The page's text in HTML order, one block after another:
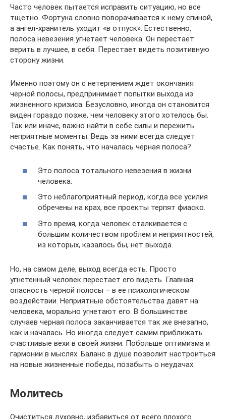
Часто человек пытается исправить ситуацию, но все
тщетно. Фортуна словно поворачивается к нему спиной,
а ангел-хранитель уходит «в отпуск». Естественно,
полоса невезения угнетает человека. Он перестает
верить в лучшее, в себя. Перестает видеть позитивную
сторону жизни.
Именно поэтому он с нетерпением ждет окончания
черной полосы, предпринимает попытки выхода из
жизненного кризиса. Безусловно, иногда он становится
виден гораздо позже, чем человеку этого хотелось бы.
Так или иначе, важно найти в себе силы и пережить
неприятные моменты. Ведь за ними всегда следует
счастье. Как понять, что началась черная полоса?
Это полоса тотального невезения в жизни
человека.
Это неблагоприятный период, когда все усилия
обречены на крах, все проекты терпят фиаско.
Это время, когда человек сталкивается с
большим количеством проблем и неприятностей,
из которых, казалось бы, нет выхода.
Но, на самом деле, выход всегда есть. Просто
угнетенный человек перестает его видеть. Главная
опасность черной полосы – в ее психологическом
воздействии. Неприятные обстоятельства давят на
человека, морально угнетают его. В большинстве
случаев черная полоса заканчивается так же внезапно,
как и началась. Но иногда следует самим приближать
счастливые вехи в своей жизни. Побольше оптимизма и
гармонии в мыслях. Баланс в душе позволит настроиться
на новые жизненные победы, позабыть о неудачах.
Молитесь
Очиститься духовно, избавиться от всего плохого